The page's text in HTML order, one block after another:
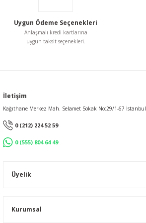
Uygun Ödeme Seçenekleri
Anlaşmalı kredi kartlarına
uygun taksit seçenekleri.
İletişim
Kağıthane Merkez Mah. Selamet Sokak No:29/1-67 İstanbul
0 (212) 224 52 59
0 (555) 804 64 49
Üyelik
Kurumsal